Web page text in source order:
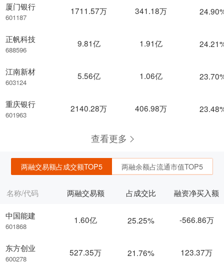
厦门银行
601187
正帆科技
688596
江南新材
603124
重庆银行
601963
1711.57万 341.18万
9.81亿 1.91亿
5.56亿 1.06亿
2140.28万 406.98万
查看更多
两融交易额占成交额TOP5 两融余额占流通市值TOP5
名称/代码
中国能建
601868
东方创业
600278
两融交易额 占成交比 融资净买入额
1.60亿 25.25% -566.86万
527.35万 21.76% 123.37万